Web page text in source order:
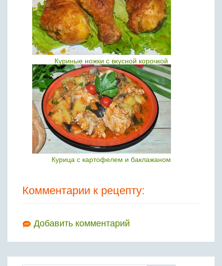
Куриные ножки с вкусной корочкой
Курица с картофелем и баклажаном
Комментарии к рецепту:
Добавить комментарий